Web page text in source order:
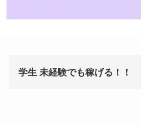
学生 未経験でも稼げる！！